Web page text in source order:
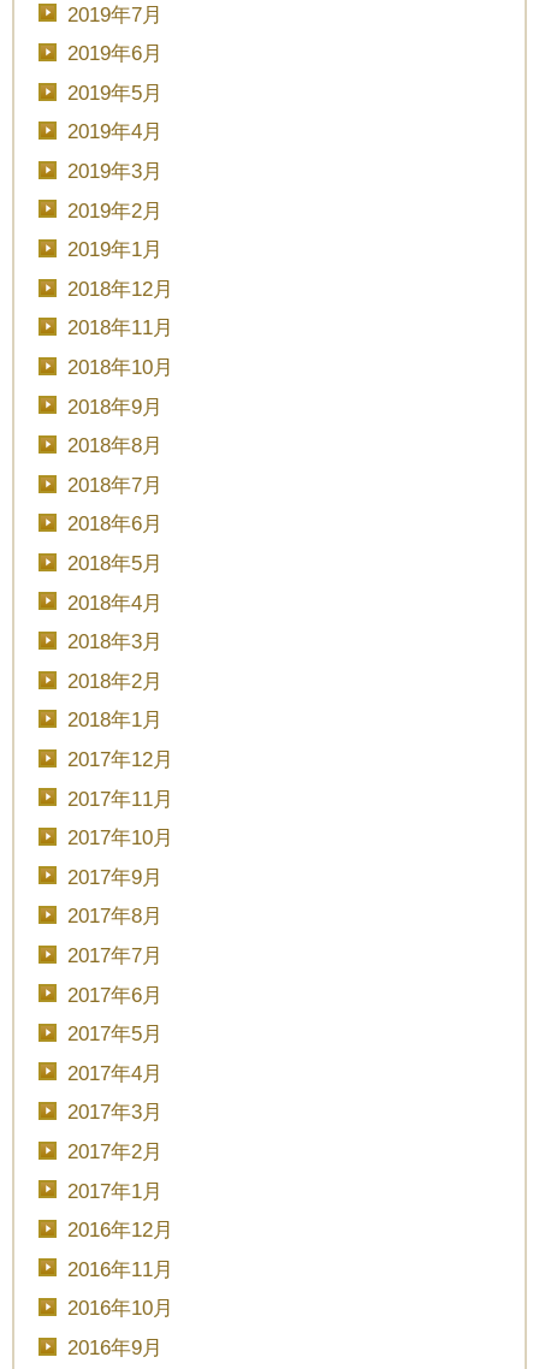
2019年7月
2019年6月
2019年5月
2019年4月
2019年3月
2019年2月
2019年1月
2018年12月
2018年11月
2018年10月
2018年9月
2018年8月
2018年7月
2018年6月
2018年5月
2018年4月
2018年3月
2018年2月
2018年1月
2017年12月
2017年11月
2017年10月
2017年9月
2017年8月
2017年7月
2017年6月
2017年5月
2017年4月
2017年3月
2017年2月
2017年1月
2016年12月
2016年11月
2016年10月
2016年9月
TEL.0120-117-548